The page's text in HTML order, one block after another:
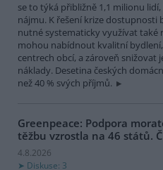
se to týká přibližně 1,1 milionu
nájmu. K řešení krize
nutné systematicky využívat také
mohou nabídnout kvalitní
centrech obcí, a zároveň
náklady. Desetina českých
než 40 % svých příjmů.
Greenpeace: Podpora
těžbu vzrostla na 46 států.
4.8.2026
Diskuse: 3